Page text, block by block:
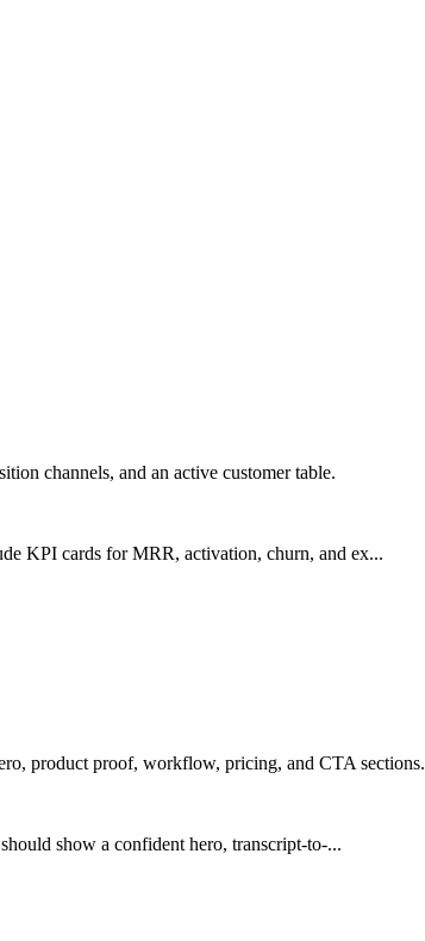
channels, and an active customer table.
KPI cards for MRR, activation, churn, and ex...
product proof, workflow, pricing, and CTA sections.
show a confident hero, transcript-to-...